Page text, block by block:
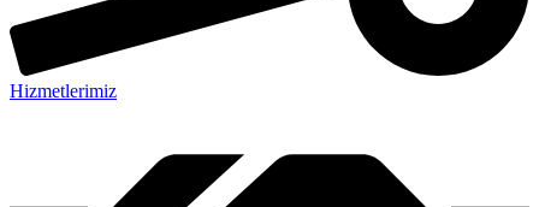
Hizmetlerimiz